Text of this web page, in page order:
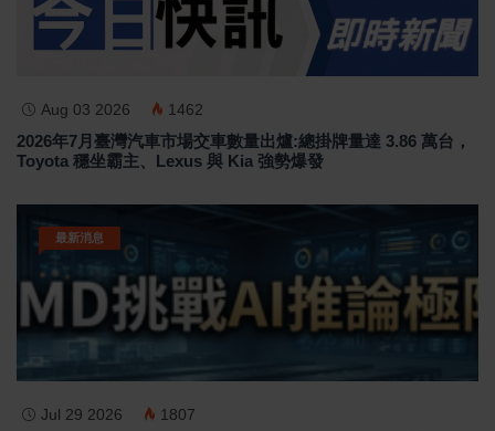
Aug 03 2026 1462
2026年7月臺灣汽車市場交車數量出爐:總掛牌量達 3.86 萬台，
Toyota 穩坐霸主、Lexus 與 Kia 強勢爆發
最新消息
Jul 29 2026 1807